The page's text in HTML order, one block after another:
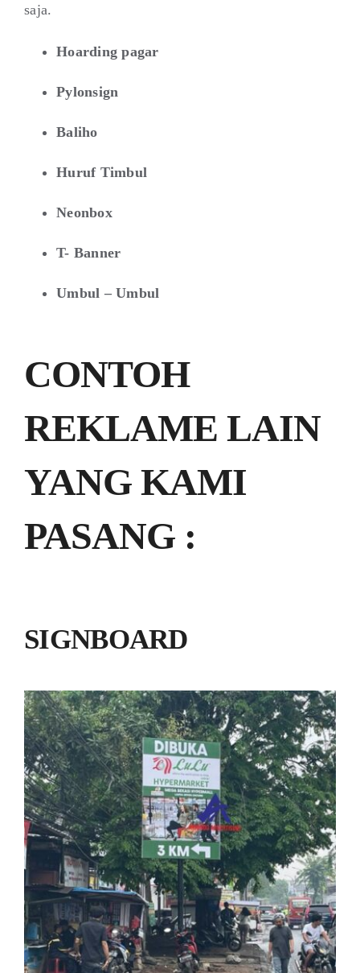
saja.
Hoarding pagar
Pylonsign
Baliho
Huruf Timbul
Neonbox
T- Banner
Umbul – Umbul
CONTOH
REKLAME LAIN
YANG KAMI
PASANG :
SIGNBOARD